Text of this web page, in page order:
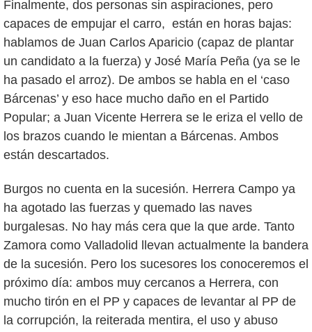
Finalmente, dos personas sin aspiraciones, pero
capaces de empujar el carro, están en horas bajas:
hablamos de Juan Carlos Aparicio (capaz de plantar
un candidato a la fuerza) y José María Peña (ya se le
ha pasado el arroz). De ambos se habla en el ‘caso
Bárcenas’ y eso hace mucho daño en el Partido
Popular; a Juan Vicente Herrera se le eriza el vello de
los brazos cuando le mientan a Bárcenas. Ambos
están descartados.
Burgos no cuenta en la sucesión. Herrera Campo ya
ha agotado las fuerzas y quemado las naves
burgalesas. No hay más cera que la que arde. Tanto
Zamora como Valladolid llevan actualmente la bandera
de la sucesión. Pero los sucesores los conoceremos el
próximo día: ambos muy cercanos a Herrera, con
mucho tirón en el PP y capaces de levantar al PP de
la corrupción, la reiterada mentira, el uso y abuso